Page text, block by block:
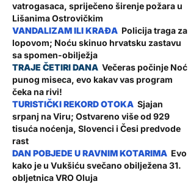
vatrogasaca, spriječeno širenje požara u
Lišanima Ostrovičkim
Policija traga za
lopovom; Noću skinuo hrvatsku zastavu
sa spomen-obilježja
Večeras počinje Noć
punog miseca, evo kakav vas program
čeka na rivi!
Sjajan
srpanj na Viru; Ostvareno više od 929
tisuća noćenja, Slovenci i Česi predvode
rast
Evo
kako je u Vukšiću svečano obilježena 31.
obljetnica VRO Oluja